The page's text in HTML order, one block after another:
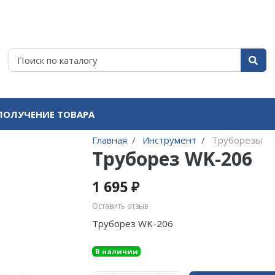
ТОВАРА
Главная Инструмент Труборезы
Труборез WK-206
1 695 ₽
Оставить отзыв
Труборез WK-206
В наличии